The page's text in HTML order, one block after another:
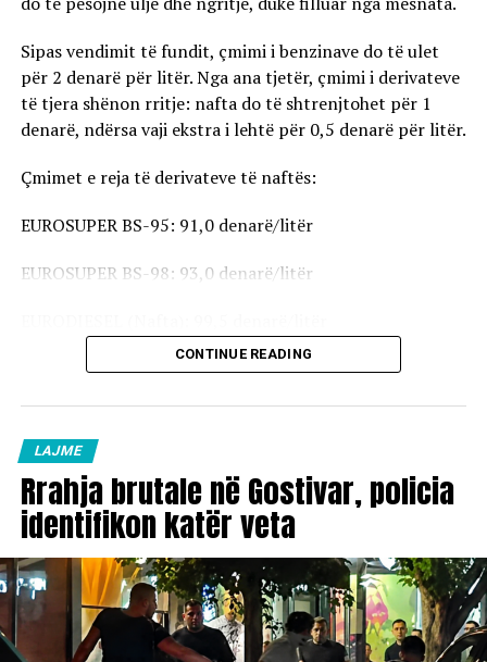
Sipas vendimit të fundit, çmimi i benzinave do të ulet
për 2 denarë për litër. Nga ana tjetër, çmimi i derivateve
të tjera shënon rritje: nafta do të shtrenjtohet për 1
denarë, ndërsa vaji ekstra i lehtë për 0,5 denarë për litër.
Çmimet e reja të derivateve të naftës:
EUROSUPER BS-95: 91,0 denarë/litër
EUROSUPER BS-98: 93,0 denarë/litër
Vaji ekstra i lehtë (EL-1): 98,5 denarë/litër
vlejnë në të gjitha pikat e karburanteve në vend.
CONTINUE READING
LAJME
Rrahja brutale në Gostivar, policia
identifikon katër veta